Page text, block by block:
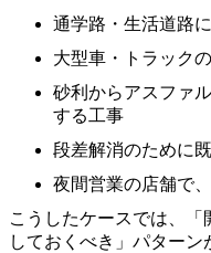
通学路・生活道路
大型車・トラック
砂利からアスファ
する工事
段差解消のために
夜間営業の店舗で
こうしたケースでは、
しておくべき」パターン